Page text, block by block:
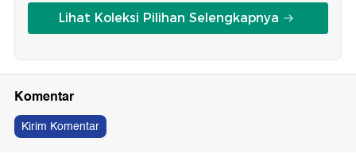
Lihat Koleksi Pilihan Selengkapnya
Komentar
Kirim Komentar